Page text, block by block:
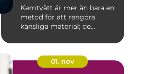
Kemtvätt är mer än bara en
metod för att rengöra
känsliga material; de...
01. nov